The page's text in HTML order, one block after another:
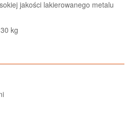
jakości lakierowanego metalu
kg